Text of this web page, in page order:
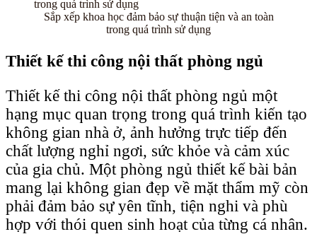
Sắp xếp khoa học đảm bảo sự thuận tiện và an toàn
trong quá trình sử dụng
Thiết kế thi công nội thất phòng ngủ
Thiết kế thi công nội thất phòng ngủ một
hạng mục quan trọng trong quá trình kiến tạo
không gian nhà ở, ảnh hưởng trực tiếp đến
chất lượng nghỉ ngơi, sức khỏe và cảm xúc
của gia chủ. Một phòng ngủ thiết kế bài bản
mang lại không gian đẹp về mặt thẩm mỹ còn
phải đảm bảo sự yên tĩnh, tiện nghi và phù
hợp với thói quen sinh hoạt của từng cá nhân.